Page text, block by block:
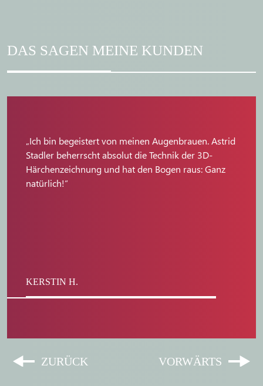
DAS SAGEN MEINE KUNDEN
„Ich bin begeistert von meinen Augenbrauen. Astrid
Stadler beherrscht absolut die Technik der 3D-
Härchenzeichnung und hat den Bogen raus: Ganz
natürlich!“
KERSTIN H.